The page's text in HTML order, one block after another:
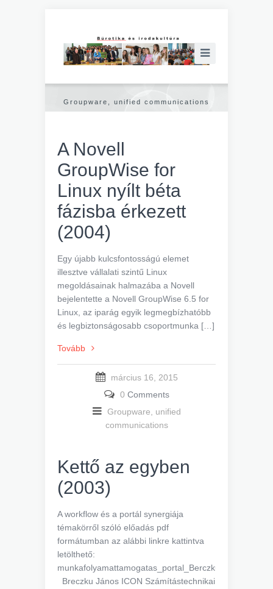
Groupware, unified communications
A Novell
GroupWise for
Linux nyílt béta
fázisba érkezett
(2004)
Egy újabb kulcsfontosságú elemet
illesztve vállalati szintű Linux
megoldásainak halmazába a Novell
bejelentette a Novell GroupWise 6.5 for
Linux, az iparág egyik legmegbízhatóbb
és legbiztonságosabb csoportmunka […]
Tovább
március 16, 2015
0 Comments
Groupware, unified
communications
Kettő az egyben
(2003)
A workflow és a portál synergiája
témakörről szóló előadás pdf
formátumban az alábbi linkre kattintva
letölthető:
munkafolyamattamogatas_portal_Berczku_ICON
Breczku János ICON Számítástechnikai